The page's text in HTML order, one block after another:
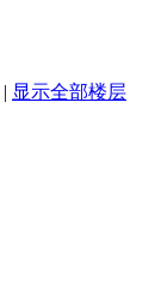
| 显示全部楼层